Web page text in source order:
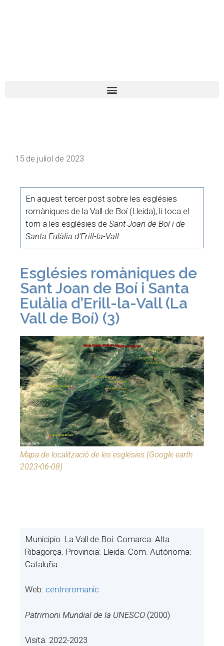
15 de juliol de 2023
En aquest tercer post sobre les esglésies
romàniques de la Vall de Boí (Lleida), li toca el
torn a les esglésies de Sant Joan de Boí i de
Santa Eulàlia d’Erill-la-Vall
Esglésies romàniques de
Sant Joan de Boí i Santa
Eulàlia d’Erill-la-Vall (La
Vall de Boí) (3)
Mapa de localització de les esglésies (Google earth
2023-06-08)
Municipio: La Vall de Boí. Comarca: Alta
Ribagorça. Provincia: Lleida. Com. Autónoma:
Cataluña
Web: centreromanic
Patrimoni Mundial de la UNESCO (2000)
Visita: 2022-2023